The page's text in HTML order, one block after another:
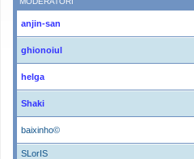
anjin-san
ghionoiul
helga
Shaki
baixinho©
SLorIS